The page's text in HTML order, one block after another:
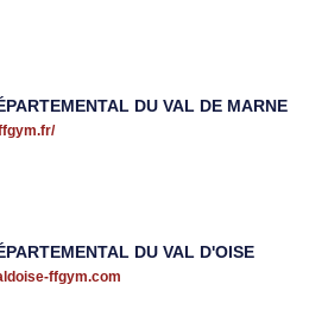
DU VAL DE MARNE
DU VAL D'OISE
ffgym.com